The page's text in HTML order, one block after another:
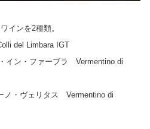
インを2種類。
del Limbara IGT
イン・ファーブラ Vermentino di
ノ・ヴェリタス Vermentino di